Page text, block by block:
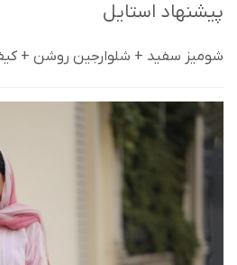
پیشنهاد استایل
شومیز سفید + شلوارجین روشن +